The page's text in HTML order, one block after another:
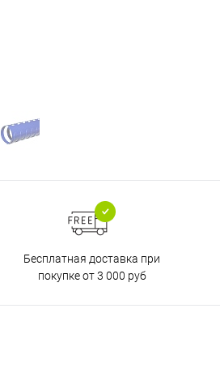
Бесплатная доставка при
покупке от 3 000 руб